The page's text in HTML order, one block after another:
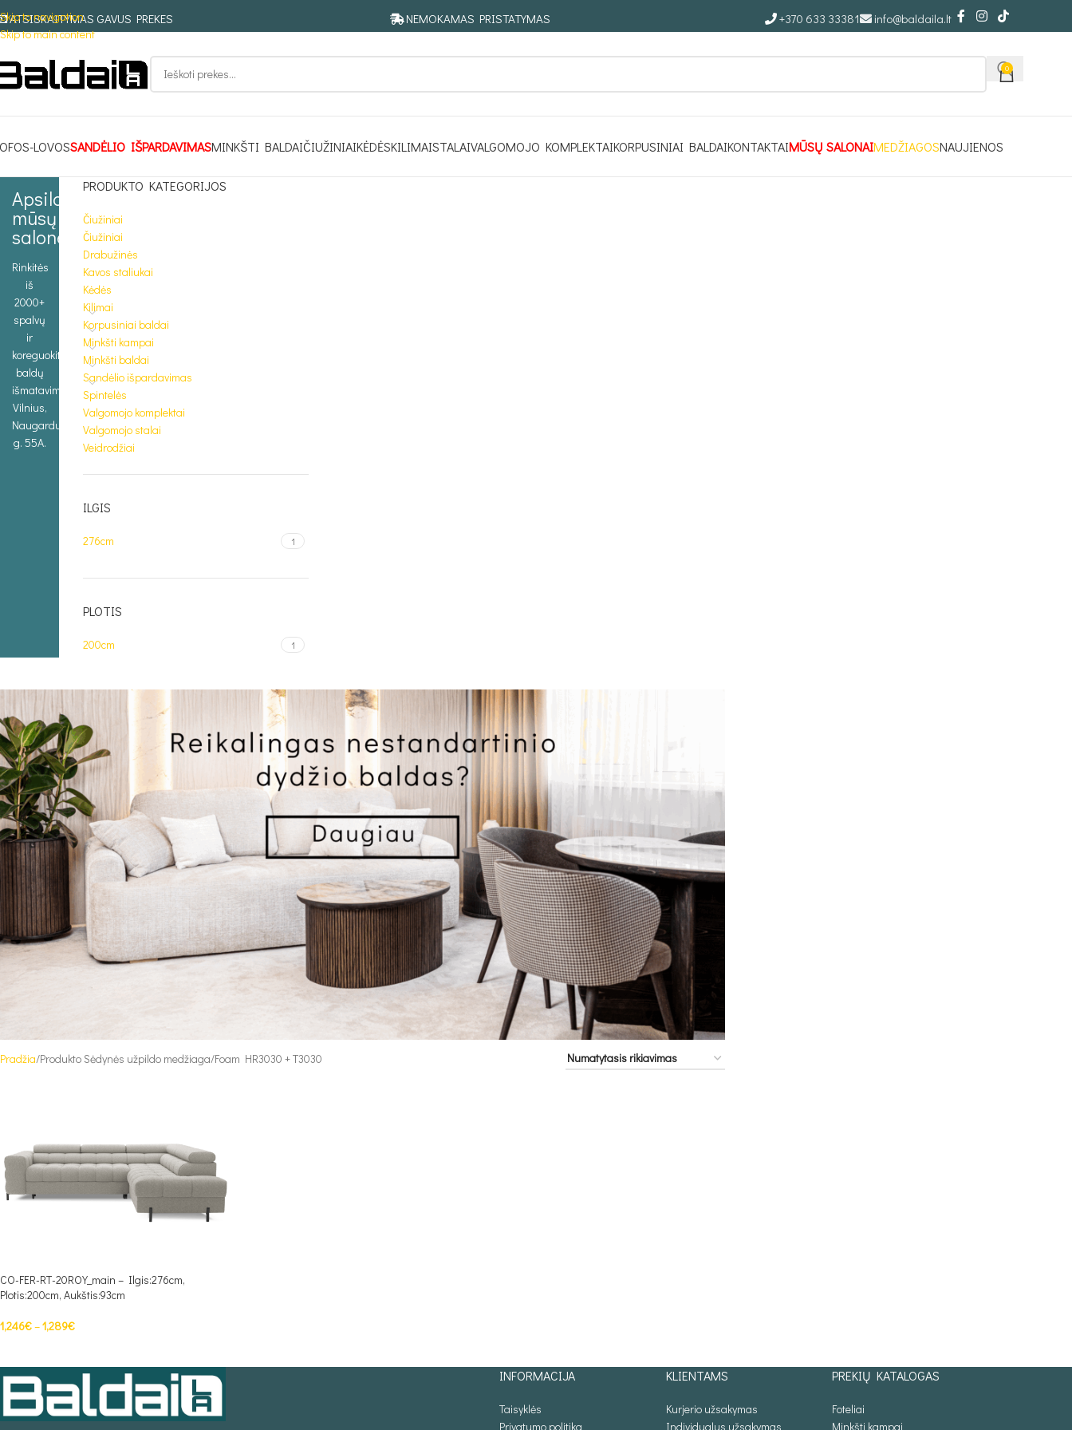
Skip to navigation
Skip to main content
ATSISKAITYMAS GAVUS PREKES NEMOKAMAS PRISTATYMAS +370 633 33381 info@baldaila.lt
0
LOVOSSANDĖLIO IŠPARDAVIMASMINKŠTI BALDAIČIUŽINIAIKĖDĖSKILIMAISTALAIVALGOMOJO KOMPLEKTAIKORPUSINIAI BALDAIKONTAKTAIMŪSŲ SALONAIMEDŽIAGOSNAUJIENOS
Apsilankykite
mūsų
salone
Rinkitės
iš
2000+
spalvų
ir
koreguokite
baldų
išmatavimus.
Vilnius,
Naugarduko
g. 55A.
PRODUKTO KATEGORIJOS
Čiužiniai
Čiužiniai
Drabužinės
Kavos staliukai
Kėdės
Kilimai
Korpusiniai baldai
Minkšti kampai
Minkšti baldai
Sandėlio išpardavimas
Spintelės
Valgomojo komplektai
Valgomojo stalai
Veidrodžiai
ILGIS
276cm 1
PLOTIS
200cm 1
Pradžia Produkto Sėdynės užpildo medžiaga Foam HR3030 + T3030
CO-FER-RT-20ROY_main – Ilgis:276cm,
Plotis:200cm, Aukštis:93cm
1,246€–1,289€
INFORMACIJA
Taisyklės
Privatumo politika
KLIENTAMS
Kurjerio užsakymas
Individualus užsakymas
PREKIŲ KATALOGAS
Foteliai
Minkšti kampai